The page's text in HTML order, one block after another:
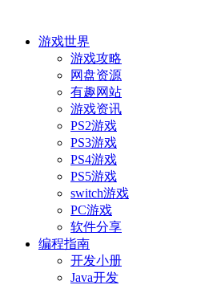
游戏世界
游戏攻略
网盘资源
有趣网站
游戏资讯
PS2游戏
PS3游戏
PS4游戏
PS5游戏
switch游戏
PC游戏
软件分享
编程指南
开发小册
Java开发